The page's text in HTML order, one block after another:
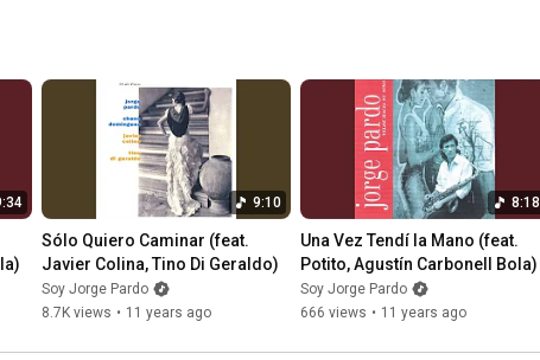
9:10
Sólo Quiero Caminar (feat.
Javier Colina, Tino Di Geraldo)
Soy Jorge Pardo
8.7K views • 11 years ago
8:18
Una Vez Tendí la Mano (feat.
Potito, Agustín Carbonell Bola)
Soy Jorge Pardo
666 views • 11 years ago